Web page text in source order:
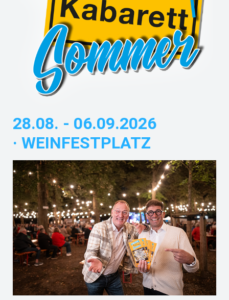
28.08. - 06.09.2026
· WEINFESTPLATZ